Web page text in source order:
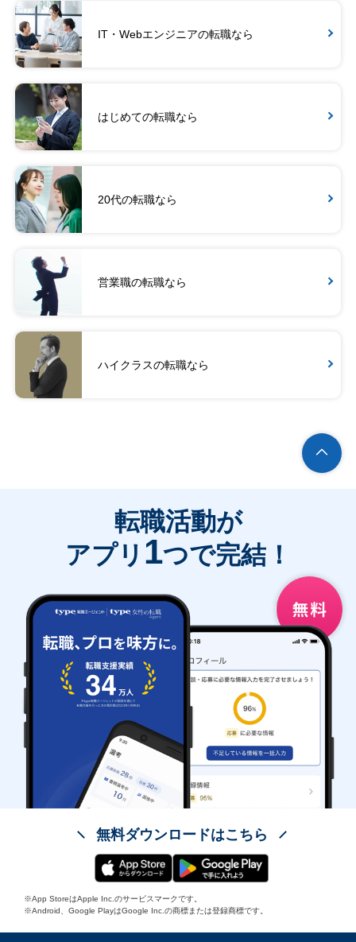
IT・Webエンジニアの転職なら
はじめての転職なら
20代の転職なら
営業職の転職なら
ハイクラスの転職なら
転職活動が
アプリ 1つで完結！
無料ダウンロードはこちら
※App StoreはApple Inc.のサービスマークです。
※Android、Google PlayはGoogle Inc.の商標または登録商標です。